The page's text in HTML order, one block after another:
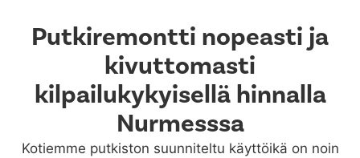
Putkiremontti nopeasti ja
kivuttomasti
kilpailukykyisellä hinnalla
Nurmesssa
Kotiemme putkiston suunniteltu käyttöikä on noin